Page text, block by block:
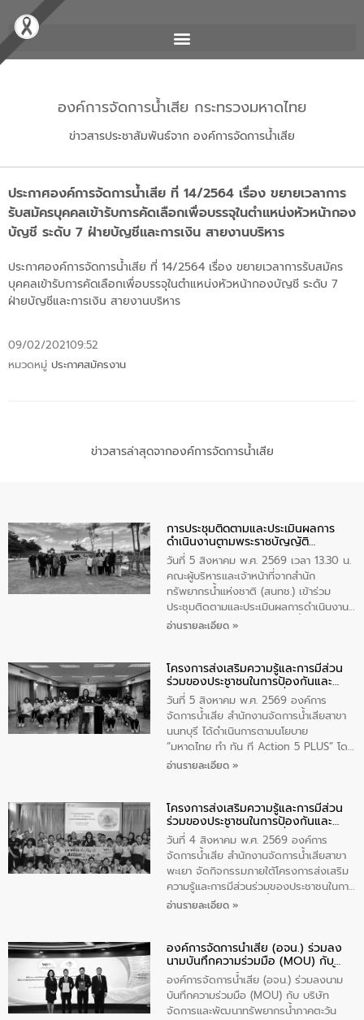
องค์การจัดการน้ำเสีย กระทรวงมหาดไทย
ข่าวสารประชาสัมพันธ์จาก องค์การจัดการน้ำเสีย
ประกาศองค์การจัดการน้ำเสีย ที่ 14/2564 เรื่อง ขยายเวลาการ
รับสมัครบุคคลเข้ารับการคัดเลือกเพื่อบรรจุในตำแหน่งหัวหน้ากอง
บัญชี ระดับ 7 ฝ่ายบัญชีและการเงิน สายงานบริหาร
ประกาศองค์การจัดการน้ำเสีย ที่ 14/2564 เรื่อง ขยายเวลาการรับสมัคร
บุคคลเข้ารับการคัดเลือกเพื่อบรรจุในตำแหน่งหัวหน้ากองบัญชี ระดับ 7
ฝ่ายบัญชีและการเงิน สายงานบริหาร
09/02/202109:52
หมวดหมู่ ประกาศสมัครงาน
ข่าวสารล่าสุดจากองค์การจัดการน้ำเสีย
การประชุมติดตามและประเมินผลการ
ดำเนินงานตามพระราชบัญญัติ
ทรัพยากรน้ำ พ.ศ. 2561 ประจำ
ปีงบประมาณ พ.ศ. 2569
วันที่ 5 สิงหาคม พ.ศ. 2569 เวลา 13.30 น.
คณะผู้บริหารและเจ้าหน้าที่จากสำนัก
ทรัพยากรน้ำแห่งชาติ (สนทช.) เข้าร่วม
ประชุมติดตามและประเมินผลการดำเนินงาน
ตามพระราชบัญญัติทรัพยากรน้ำ พ.ศ. 2561
วัดสิงห์ จังหวัดชัยนาท โดยมีนายแสงชัย
สุขชื่น นายกเทศมนตรีตำบลวัดสิงห์ คณะผู้
บริหารเทศบาลตำบลวัดสิงห์ ผู้นำชุมชน และ
ประชาชนในพื้นที่เทศบาลตำบลวัดสิงก์ที่มี
ส่วนได้ส่วนเสียในโครงก่อสร้างศูนย์บริหาร
จัดการคุณภาพน้ำเทศบาลตำบลวัดสิงห์
จังหวัดชัยนาท ให้การต้อนรับ
อ่านรายละเอียด »
โครงการส่งเสริมความรู้และการมีส่วน
ร่วมของประชาชนในการป้องกันและ
แก้ไขปัญหาน้ำเสียอย่างยั่งยืน
วันที่ 5 สิงหาคม พ.ศ. 2569 องค์การ
จัดการน้ำเสีย สำนักงานจัดการน้ำเสียสาขา
นนทบุรี ได้ดำเนินการตามนโยบาย
“มหาดไทย ทำ ทัน ที Action 5 PLUS” โดย
จัดโครงการส่งเสริมความรู้และการมีส่วน
“ชุมชนร่วมใจ น้ำใสยั่งยืน” ได้บรรยายให้
ความรู้เกี่ยวกับการจัดการน้ำเสียและการใช้
ถังดักไขมันให้แก่นักเรียนโรงเรียนวัดบ่อ
(นันทวิทยา) เทศบาลนครปากเกร็ด อำเภอ
ปากเกร็ด จังหวัดนนทบุรี จำนวน 30 คน
อ่านรายละเอียด »
โครงการส่งเสริมความรู้และการมีส่วน
ร่วมของประชาชนในการป้องกันและ
แก้ไขปัญหาน้ำเสียอย่างยั่งยืน
วันที่ 4 สิงหาคม พ.ศ. 2569 องค์การ
จัดการน้ำเสีย สำนักงานจัดการน้ำเสียสาขา
พะเยา จัดกิจกรรมภายใต้โครงการส่งเสริม
ความรู้และการมีส่วนร่วมของประชาชนในการ
ป้องกันและแก้ไขปัญหาน้ำเสียอย่างยั่งยืน
ชุมชนและการบำบัดน้ำเสียเบื้องต้น ให้กับ
นักเรียนชั้นประถมศึกษาปีที่ 5 โรงเรียน
เทศบาล 1 (พะเยาประชานุกูล) จำนวน 30
คน
อ่านรายละเอียด »
องค์การจัดการน้ำเสีย (อจน.) ร่วมลง
นามบันทึกความร่วมมือ (MOU) กับ
บริษัท จัดการและพัฒนาทรัพยากรน้ำ
ภาคตะวันออก จำกัด (มหาชน) หรือ อีส
ท์ วอเตอร์
องค์การจัดการน้ำเสีย (อจน.) ร่วมลงนาม
บันทึกความร่วมมือ (MOU) กับ บริษัท
จัดการและพัฒนาทรัพยากรน้ำภาคตะวัน